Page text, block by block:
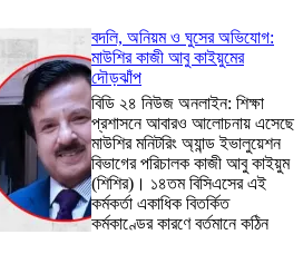
বদলি, অনিয়ম ও ঘুসের অভিযোগ:
মাউশির কাজী আবু কাইয়ুমের
দৌড়ঝাঁপ
বিডি ২৪ নিউজ অনলাইন: শিক্ষা
প্রশাসনে আবারও আলোচনায় এসেছে
মাউশির মনিটরিং অ্যান্ড ইভালুয়েশন
বিভাগের পরিচালক কাজী আবু কাইয়ুম
(শিশির)। ১৪তম বিসিএসের এই
কর্মকর্তা একাধিক বিতর্কিত
কর্মকাণ্ডের কারণে বর্তমানে কঠিন